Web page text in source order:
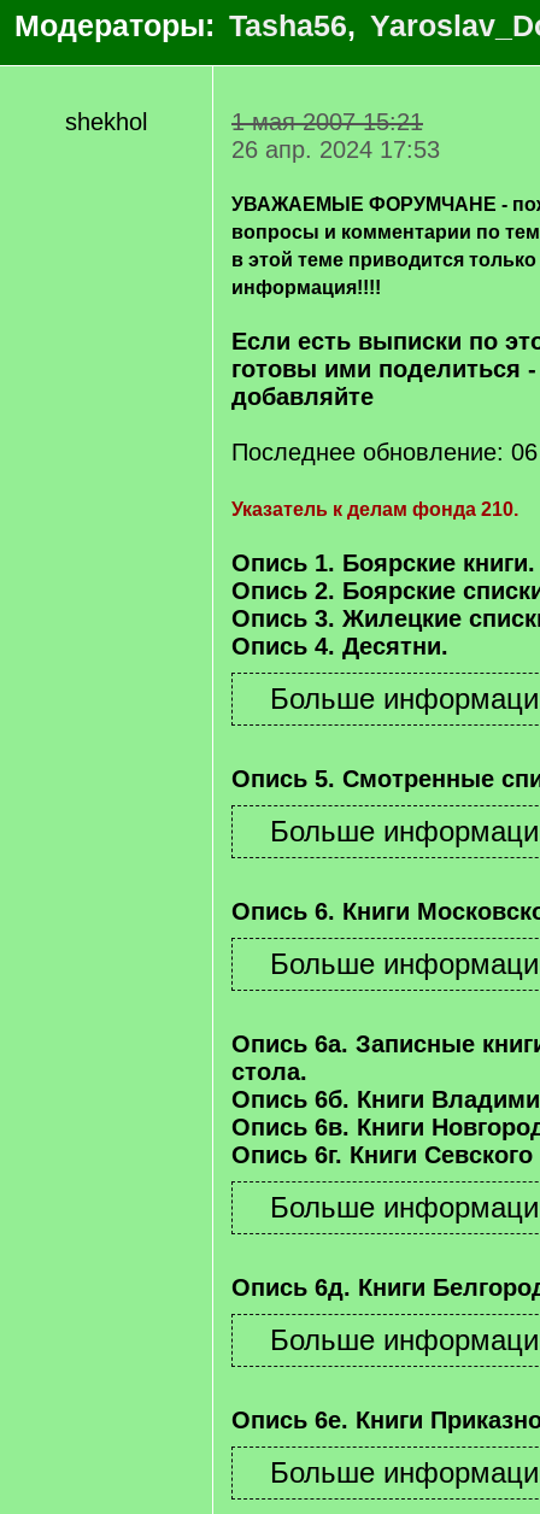
Модераторы: Tasha56,
shekhol
1 мая 2007 15:21
26 апр. 2024 17:53
УВАЖАЕМЫЕ ФОРУМЧАНЕ -
вопросы и комментарии по
в этой теме приводится
информация!!!!
Если есть выписки по
готовы ими поделиться
добавляйте
Последнее обновление:
Указатель к делам фонда 210.
Опись 1. Боярские книги.
Опись 2. Боярские
Опись 3. Жилецкие
Опись 4. Десятни.
Опись 5. Смотренные
Опись 6. Книги
Опись 6а. Записные
стола.
Опись 6б. Книги
Опись 6в. Книги
Опись 6г. Книги Севского
Опись 6д. Книги
Опись 6е. Книги